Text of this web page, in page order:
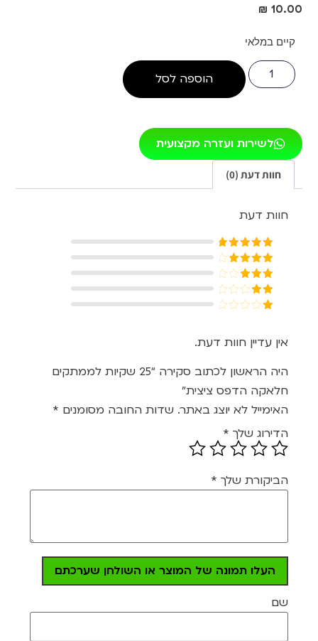
₪ 10.00
קיים במלאי
הוספה לסל
לשירות ועזרה מקצועית
חוות דעת (0)
חוות דעת
דורג5מתוך
5
דורג4
מתוך 5
דורג3
מתוך 5
דורג
מתוך
5
אין עדיין חוות דעת.
היה הראשון לכתוב סקירה “25 שקיות לממתקים
חלאקה הדפס ציצית”
האימייל לא יוצג באתר. שדות החובה מסומנים *
הדירוג שלך *
הביקורת שלך *
העלו תמונה של המוצר או השולחן שערכתם
שם